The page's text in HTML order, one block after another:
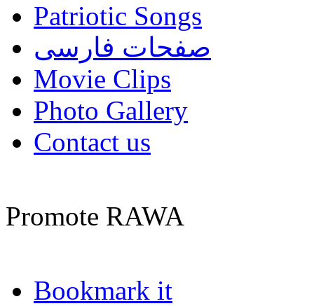
Patriotic Songs
صفحات فارسی
Movie Clips
Photo Gallery
Contact us
Promote RAWA
Bookmark it